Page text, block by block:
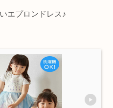
エプロンドレス♪